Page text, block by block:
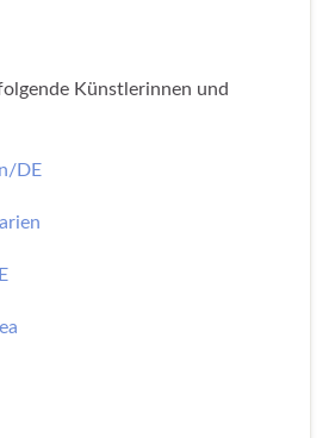
Künstlerinnen und
DE